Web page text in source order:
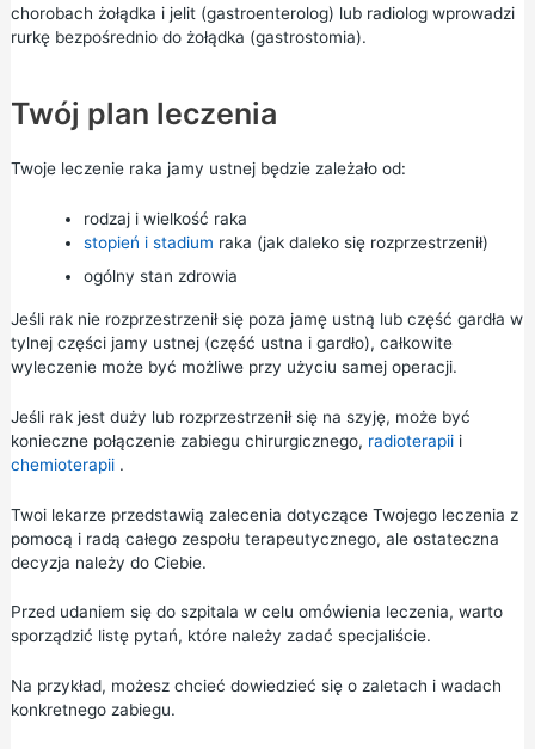
chorobach żołądka i jelit (gastroenterolog) lub radiolog wprowadzi
rurkę bezpośrednio do żołądka (gastrostomia).
Twój plan leczenia
Twoje leczenie raka jamy ustnej będzie zależało od:
rodzaj i wielkość raka
stopień i stadium raka (jak daleko się rozprzestrzenił)
ogólny stan zdrowia
Jeśli rak nie rozprzestrzenił się poza jamę ustną lub część gardła w
tylnej części jamy ustnej (część ustna i gardło), całkowite
wyleczenie może być możliwe przy użyciu samej operacji.
Jeśli rak jest duży lub rozprzestrzenił się na szyję, może być
konieczne połączenie zabiegu chirurgicznego, radioterapiii
chemioterapii.
Twoi lekarze przedstawią zalecenia dotyczące Twojego leczenia z
pomocą i radą całego zespołu terapeutycznego, ale ostateczna
decyzja należy do Ciebie.
Przed udaniem się do szpitala w celu omówienia leczenia, warto
sporządzić listę pytań, które należy zadać specjaliście.
Na przykład, możesz chcieć dowiedzieć się o zaletach i wadach
konkretnego zabiegu.